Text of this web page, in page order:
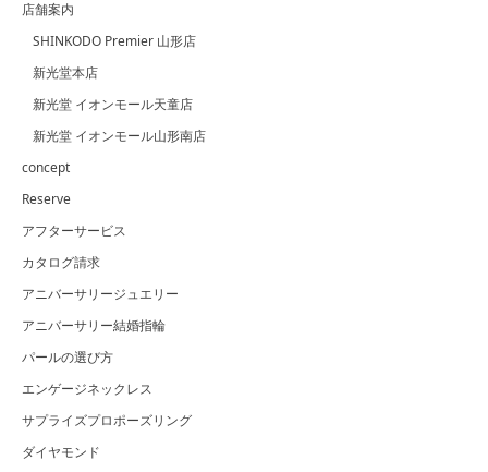
店舗案内
SHINKODO Premier 山形店
新光堂本店
新光堂 イオンモール天童店
新光堂 イオンモール山形南店
concept
Reserve
アフターサービス
カタログ請求
アニバーサリージュエリー
アニバーサリー結婚指輪
パールの選び方
エンゲージネックレス
サプライズプロポーズリング
ダイヤモンド